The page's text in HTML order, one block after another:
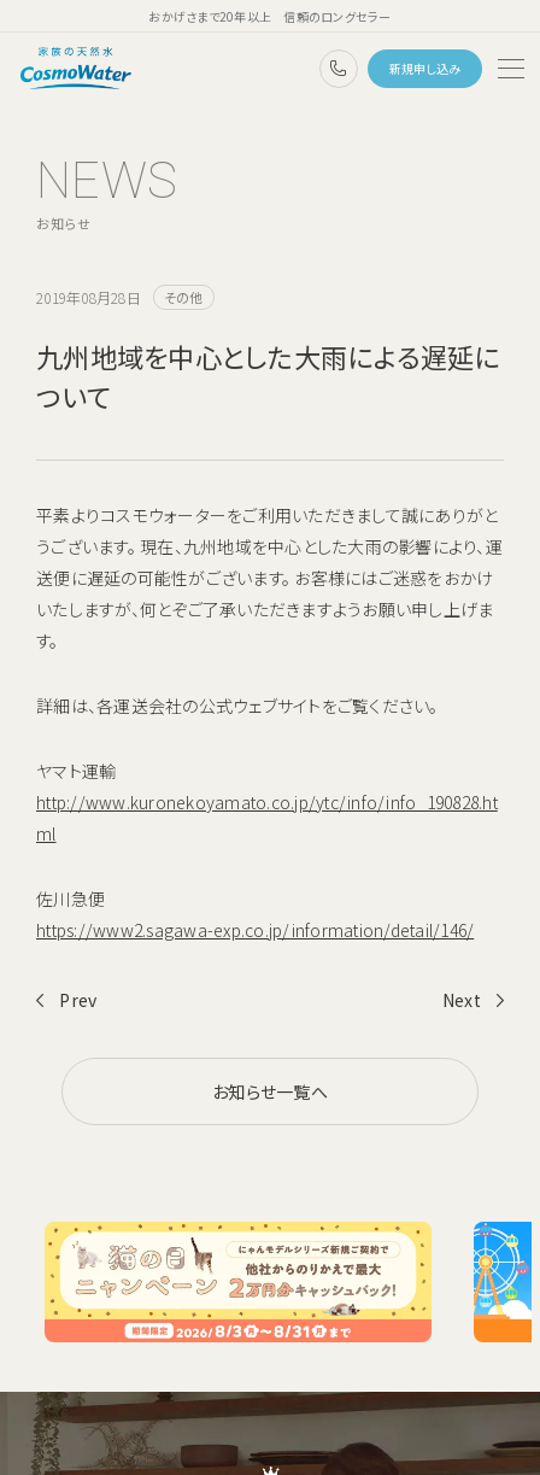
おかげさまで20年以上 信頼のロングセラー
0120-1132-99
新規申し込み
天然水のある暮らし
キャンペーン
お知らせ
資料ダウンロード
お電話でのお問い合わせ・ご注文
NEWS
お知らせ
2019年08月28日 その他
九州地域を中心とした大雨による遅延に
ついて
平素よりコスモウォーターをご利用いただきまして誠にありがと
うございます。 現在、九州地域を中心とした大雨の影響により、運
送便に遅延の可能性がございます。 お客様にはご迷惑をおかけ
いたしますが、何とぞご了承いただきますようお願い申し上げま
す。
詳細は、各運送会社の公式ウェブサイトをご覧ください。
ヤマト運輸
http://www.kuronekoyamato.co.jp/ytc/info/info_190828.ht
ml
佐川急便
https://www2.sagawa-exp.co.jp/information/detail/146/
Prev Next
お知らせ一覧へ